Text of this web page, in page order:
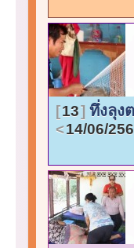
13 ทึ่งลุง
14/06/